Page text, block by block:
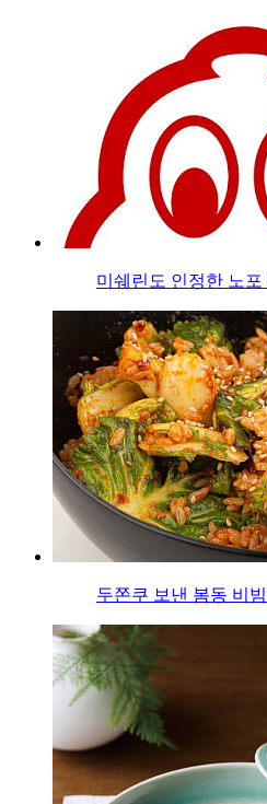
미쉐린도 인정한 노
두쫀쿠 보낸 봄동 비